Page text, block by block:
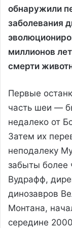
обнаружили
заболевания
миллионов
смерти
Первые
часть шеи —
недалеко от
Затем их
неподалеку
забыты более
Вудрафф,
динозавров
Монтана,
середине